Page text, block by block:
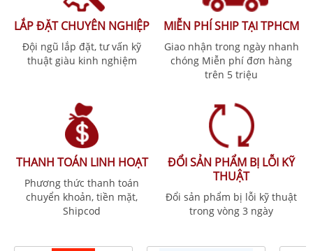
LẮP ĐẶT CHUYÊN NGHIỆP
Đội ngũ lắp đặt, tư vấn kỹ
thuật giàu kinh nghiệm
MIỄN PHÍ SHIP TẠI TPHCM
Giao nhận trong ngày nhanh
chóng Miễn phí đơn hàng
trên 5 triệu
THANH TOÁN LINH HOẠT
Phương thức thanh toán
chuyển khoản, tiền mặt,
Shipcod
ĐỔI SẢN PHẨM BỊ LỖI KỸ
THUẬT
Đổi sản phẩm bị lỗi kỹ thuật
trong vòng 3 ngày